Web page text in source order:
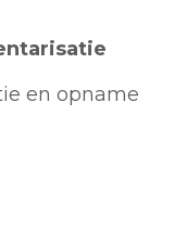
en opname